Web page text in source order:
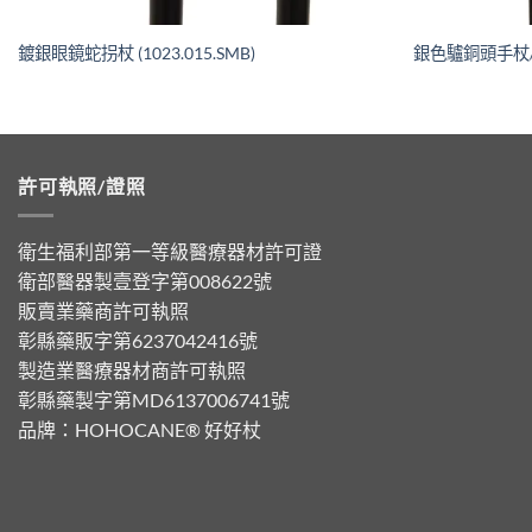
鍍銀眼鏡蛇拐杖 (1023.015.SMB) 銀色驢銅頭手
許可執照/證照
衛生福利部第一等級醫療器材許可證
衛部醫器製壹登字第008622號
販賣業藥商許可執照
彰縣藥販字第6237042416號
製造業醫療器材商許可執照
彰縣藥製字第MD6137006741號
品牌： HOHOCANE® 好好杖